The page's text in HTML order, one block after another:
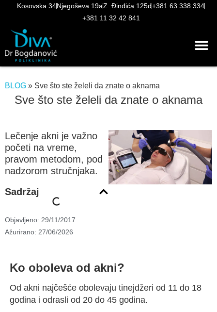
Kosovska 34Njegoševa 19aZ. Đinđića 125d+381 63 338 334
+381 11 32 42 841
BLOG » Sve što ste želeli da znate o aknama
Sve što ste želeli da znate o aknama
Lečenje akni je važno
početi na vreme,
pravom metodom, pod
nadzorom stručnjaka.
Sadržaj
Objavljeno: 29/11/2017
Ažurirano: 27/06/2026
Ko oboleva od akni?
Od akni najčešće obolevaju tinejdžeri od 11 do 18
godina i odrasli od 20 do 45 godina.